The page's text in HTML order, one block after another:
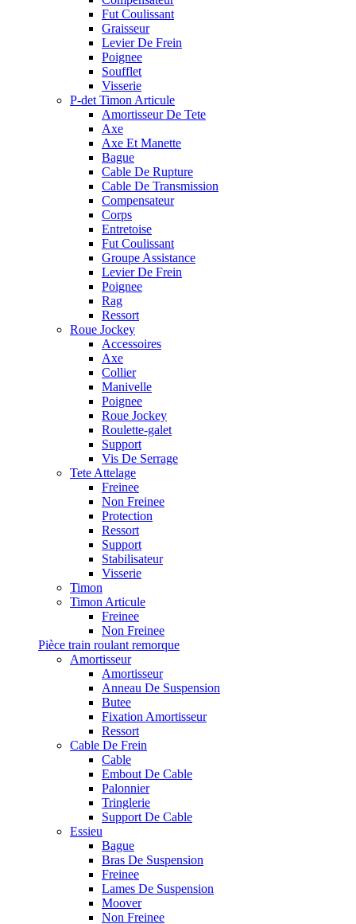
Fut Coulissant
Graisseur
Levier De Frein
Poignee
Soufflet
Visserie
P-det Timon Articule
Amortisseur De Tete
Axe
Axe Et Manette
Bague
Cable De Rupture
Cable De Transmission
Compensateur
Corps
Entretoise
Fut Coulissant
Groupe Assistance
Levier De Frein
Poignee
Rag
Ressort
Roue Jockey
Accessoires
Axe
Collier
Manivelle
Poignee
Roue Jockey
Roulette-galet
Support
Vis De Serrage
Tete Attelage
Freinee
Non Freinee
Protection
Ressort
Support
Stabilisateur
Visserie
Timon
Timon Articule
Freinee
Non Freinee
Pièce train roulant remorque
Amortisseur
Amortisseur
Anneau De Suspension
Butee
Fixation Amortisseur
Ressort
Cable De Frein
Cable
Embout De Cable
Palonnier
Tringlerie
Support De Cable
Essieu
Bague
Bras De Suspension
Freinee
Lames De Suspension
Moover
Non Freinee